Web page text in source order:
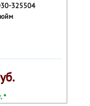
325504
*